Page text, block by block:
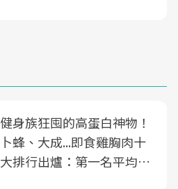
健身族狂囤的高蛋白神物！
卜蜂、大成...即食雞胸肉十
大排行出爐：第一名平均一